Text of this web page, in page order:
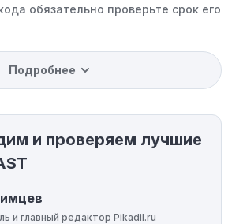
обязательно проверьте срок его
некоторых случаях интересующий
уже со скидкой. Некоторые
скидки и акции напрямую, без
промокода:
распространяются только на
бренды или категории. Если вы
код к товару, не
критериям, он не сработает.
Подробнее
и проверяем лучшие
и главный редактор Pikadil.ru